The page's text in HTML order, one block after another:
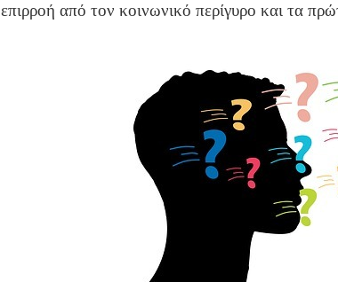
επιρροή από τον κοινωνικό περίγυρο και τα